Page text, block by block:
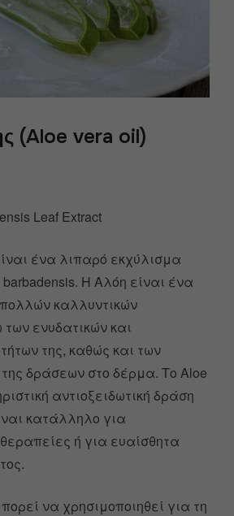
(Aloe vera oil)
Leaf Extract
ένα λιπαρό εκχύλισμα
Η Αλόη είναι ένα
πολλών καλλυντικών
ενυδατικών και
της, καθώς και των
δράσεων στο δέρμα. Το Aloe
αντιοξειδωτική δράση
κατάλληλο για
ή για ευαίσθητα
να χρησιμοποιηθεί για τη